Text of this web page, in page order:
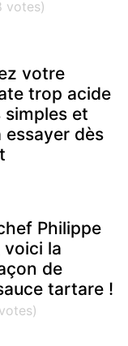
votre
trop acide
simples et
dès
Philippe
voici la
de
tartare !